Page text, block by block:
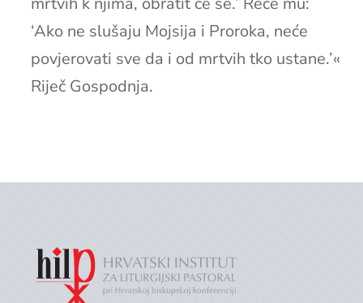
‘Ako ne slušaju Mojsija i Proroka, neće
povjerovati sve da i od mrtvih tko ustane.’«
Riječ Gospodnja.